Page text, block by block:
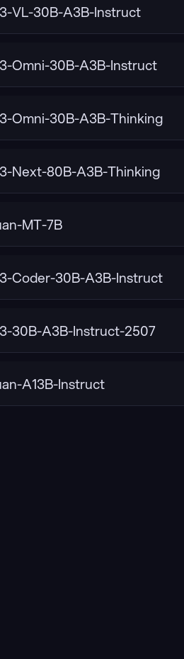
VL-30B-A3B-Instruct
Omni-30B-A3B-Instruct
Omni-30B-A3B-Thinking
Next-80B-A3B-Thinking
MT-7B
Coder-30B-A3B-Instruct
30B-A3B-Instruct-2507
A13B-Instruct